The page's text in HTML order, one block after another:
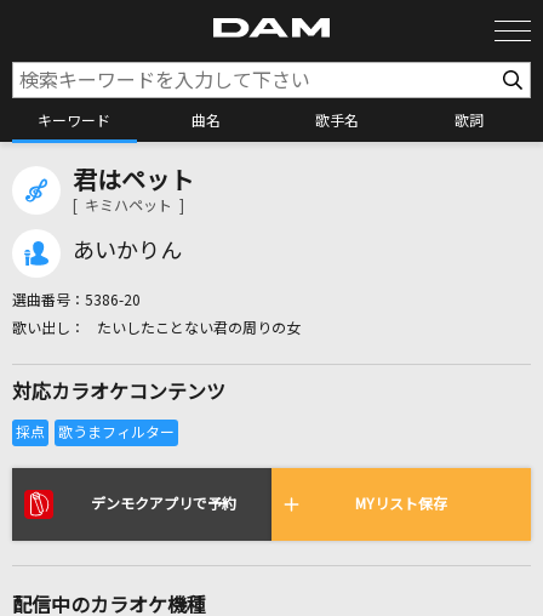
キーワード 曲名 歌手名 歌詞
リアルタイムで歌われている曲の一覧
君はペット
[ キミハペット ]
あいかりん
選曲番号： 5386-20
たいしたことない君の周りの女
対応カラオケコンテンツ
デンモクアプリで予約 MYリスト保存
配信中のカラオケ機種